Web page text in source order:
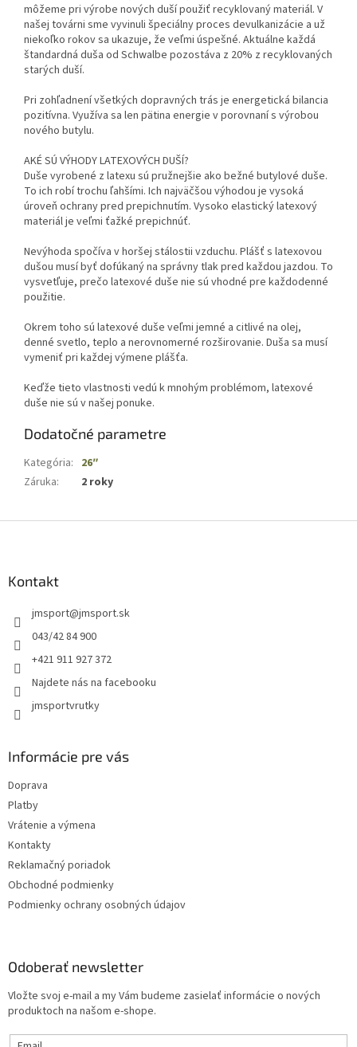
môžeme pri výrobe nových duší použiť recyklovaný materiál. V
našej továrni sme vyvinuli špeciálny proces devulkanizácie a už
niekoľko rokov sa ukazuje, že veľmi úspešné. Aktuálne každá
štandardná duša od Schwalbe pozostáva z 20% z recyklovaných
starých duší.
Pri zohľadnení všetkých dopravných trás je energetická bilancia
pozitívna. Využíva sa len pätina energie v porovnaní s výrobou
nového butylu.
AKÉ SÚ VÝHODY LATEXOVÝCH DUŠÍ?
Duše vyrobené z latexu sú pružnejšie ako bežné butylové duše.
To ich robí trochu ľahšími. Ich najväčšou výhodou je vysoká
úroveň ochrany pred prepichnutím. Vysoko elastický latexový
materiál je veľmi ťažké prepichnúť.
Nevýhoda spočíva v horšej stálostii vzduchu. Plášť s latexovou
dušou musí byť dofúkaný na správny tlak pred každou jazdou. To
vysvetľuje, prečo latexové duše nie sú vhodné pre každodenné
použitie.
Okrem toho sú latexové duše veľmi jemné a citlivé na olej,
denné svetlo, teplo a nerovnomerné rozširovanie. Duša sa musí
vymeniť pri každej výmene plášťa.
Keďže tieto vlastnosti vedú k mnohým problémom, latexové
duše nie sú v našej ponuke.
Dodatočné parametre
Kategória: 26″
Záruka: 2 roky
Kontakt
jmsport@jmsport.sk
043/42 84 900
+421 911 927 372
Najdete nás na facebooku
jmsportvrutky
Informácie pre vás
Doprava
Platby
Vrátenie a výmena
Kontakty
Reklamačný poriadok
Obchodné podmienky
Podmienky ochrany osobných údajov
Odoberať newsletter
Vložte svoj e-mail a my Vám budeme zasielať informácie o nových
produktoch na našom e-shope.